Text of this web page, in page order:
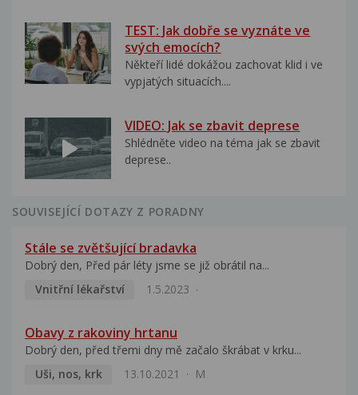
TEST: Jak dobře se vyznáte ve
svých emocích?
Někteří lidé dokážou zachovat klid i ve
vypjatých situacích....
VIDEO: Jak se zbavit deprese
Shlédněte video na téma jak se zbavit
deprese..
SOUVISEJÍCÍ DOTAZY Z PORADNY
Stále se zvětšující bradavka
Dobrý den, Před pár léty jsme se již obrátil na...
Vnitřní lékařství
1.5.2023
Obavy z rakoviny hrtanu
Dobrý den, před třemi dny mě začalo škrábat v krku...
Uši, nos, krk
13.10.2021 M